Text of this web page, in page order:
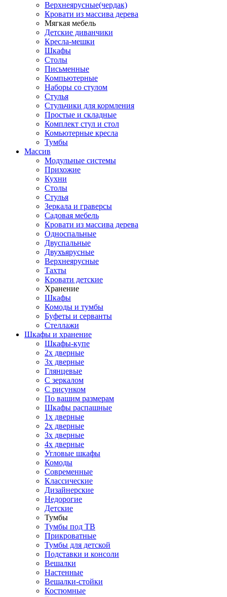
Верхнеярусные(чердак)
Кровати из массива дерева
Мягкая мебель
Детские диванчики
Кресла-мешки
Шкафы
Столы
Письменные
Компьютерные
Наборы со стулом
Стулья
Стульчики для кормления
Простые и складные
Комплект стул и стол
Комьютерные кресла
Тумбы
Массив
Модульные системы
Прихожие
Кухни
Столы
Стулья
Зеркала и граверсы
Садовая мебель
Кровати из массива дерева
Односпальные
Двуспальные
Двухъярусные
Верхнеярусные
Тахты
Кровати детские
Хранение
Шкафы
Комоды и тумбы
Буфеты и серванты
Стеллажи
Шкафы и хранение
Шкафы-купе
2х дверные
3х дверные
Глянцевые
С зеркалом
С рисунком
По вашим размерам
Шкафы распашные
1х дверные
2х дверные
3х дверные
4х дверные
Угловые шкафы
Комоды
Современные
Классические
Дизайнерские
Недорогие
Детские
Тумбы
Тумбы под ТВ
Прикроватные
Тумбы для детской
Подставки и консоли
Вешалки
Настенные
Вешалки-стойки
Костюмные